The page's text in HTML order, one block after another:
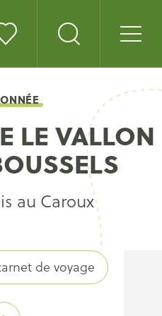
LE VALLON
au Caroux
de voyage